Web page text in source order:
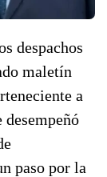
despachos
maletín
a
paso por la